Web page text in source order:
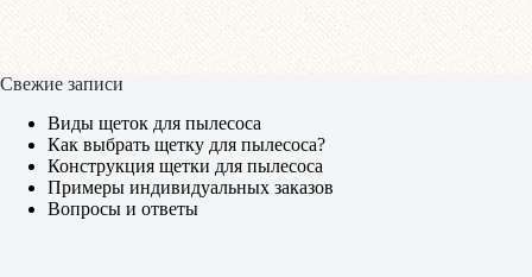
Свежие записи
Виды щеток для пылесоса
Как выбрать щетку для пылесоса?
Конструкция щетки для пылесоса
Примеры индивидуальных заказов
Вопросы и ответы